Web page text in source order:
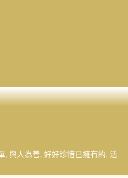
, 與人為善, 好好珍惜已擁有的, 活